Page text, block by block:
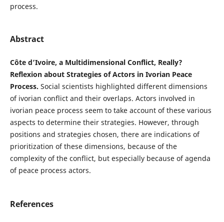
process.
Abstract
Côte d’Ivoire, a Multidimensional Conflict, Really?
Reflexion about Strategies of Actors in Ivorian Peace
Process. Social scientists highlighted different dimensions
of ivorian conflict and their overlaps. Actors involved in
ivorian peace process seem to take account of these various
aspects to determine their strategies. However, through
positions and strategies chosen, there are indications of
prioritization of these dimensions, because of the
complexity of the conflict, but especially because of agenda
of peace process actors.
References